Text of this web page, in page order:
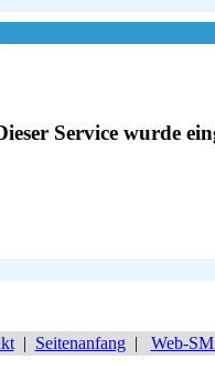
Service wurde
| Seitenanfang| Web-